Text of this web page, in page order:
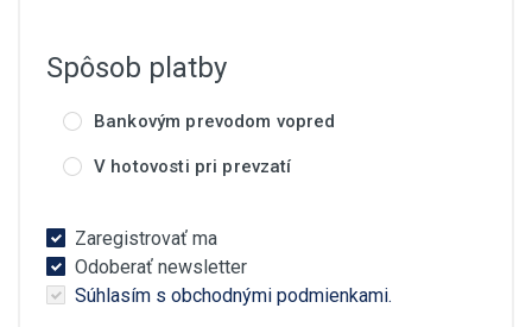
Spôsob platby
Bankovým prevodom vopred
V hotovosti pri prevzatí
Zaregistrovať ma
Odoberať newsletter
Súhlasím s obchodnými podmienkami.